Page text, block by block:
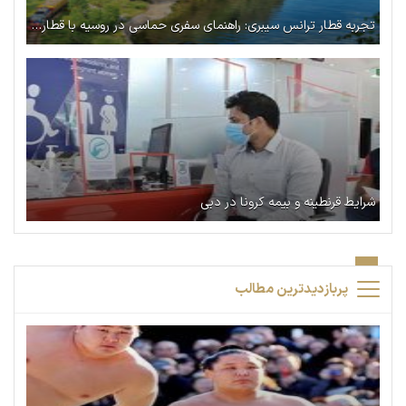
تجربه قطار ترانس ‌سیبری: راهنمای سفری حماسی در روسیه با قطار سیبری
شرایط قرنطینه و بیمه کرونا در دبی
پربازدیدترین مطالب